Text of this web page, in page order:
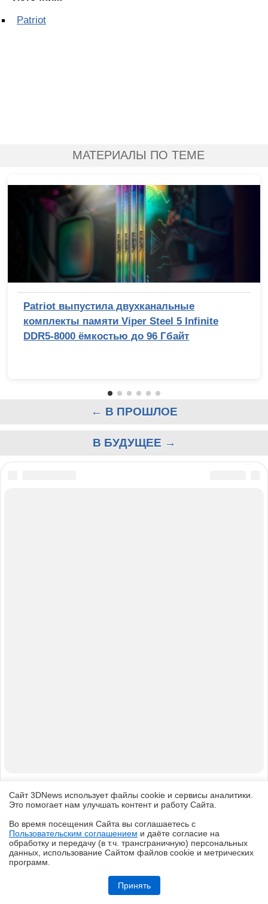
Обзор видеокарты Acer Nitro Radeon RX 9060 XT OC 8G: на что
Patriot
МАТЕРИАЛЫ ПО ТЕМЕ
Patriot выпустила двухканальные
комплекты памяти Viper Steel 5 Infinite
DDR5-8000 ёмкостью до 96 Гбайт
← В ПРОШЛОЕ
В БУДУЩЕЕ →
Сайт 3DNews использует файлы cookie и сервисы аналитики.
Это помогает нам улучшать контент и работу Cайта.
Во время посещения Cайта вы соглашаетесь с
Пользовательским соглашением и даёте согласие на
обработку и передачу (в т.ч. трансграничную) персональных
данных, использование Cайтом файлов cookie и метрических
программ.
Принять